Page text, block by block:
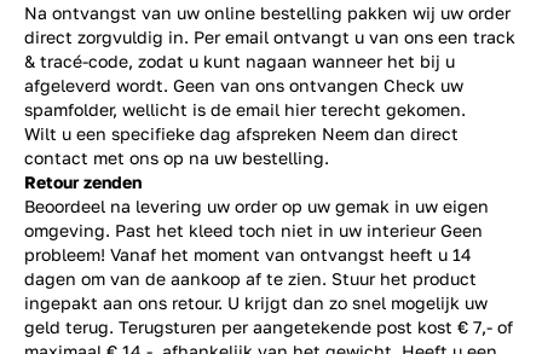
Na ontvangst van uw online bestelling pakken wij uw order
direct zorgvuldig in. Per email ontvangt u van ons een track
& tracé-code, zodat u kunt nagaan wanneer het bij u
afgeleverd wordt. Geen van ons ontvangen Check uw
spamfolder, wellicht is de email hier terecht gekomen.
Wilt u een specifieke dag afspreken Neem dan direct
contact met ons op na uw bestelling.
Retour zenden
Beoordeel na levering uw order op uw gemak in uw eigen
omgeving. Past het kleed toch niet in uw interieur Geen
probleem! Vanaf het moment van ontvangst heeft u 14
dagen om van de aankoop af te zien. Stuur het product
ingepakt aan ons retour. U krijgt dan zo snel mogelijk uw
geld terug. Terugsturen per aangetekende post kost € 7,- of